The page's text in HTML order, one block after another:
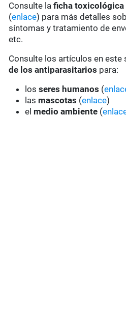
Consulte laficha toxicológica
(enlace) para más detalles
síntomas y tratamiento de
etc.
Consulte los artículos en este
de los antiparasitarios para:
losseres humanos (
las mascotas (enlace)
el medio ambiente (